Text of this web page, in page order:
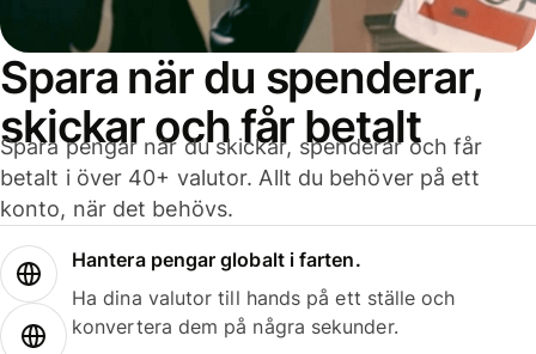
Spara när du spenderar,
skickar och får betalt
Spara pengar när du skickar, spenderar och får
betalt i över 40+ valutor. Allt du behöver på ett
konto, när det behövs.
Hantera pengar globalt i farten.
Ha dina valutor till hands på ett ställe och
konvertera dem på några sekunder.